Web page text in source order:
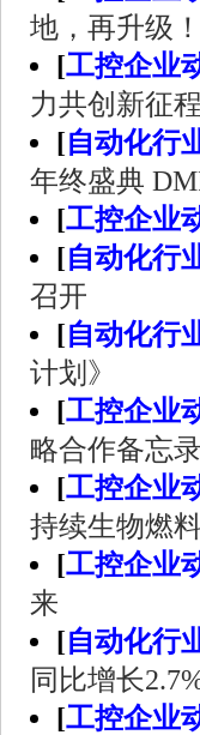
地，再升级！
[工控企业
力共创新征
[自动化行
年终盛典
[工控企业
[自动化行
召开
[自动化行
计划》
[工控企业
略合作备忘录
[工控企业
持续生物燃
[工控企业
来
[自动化行
同比增长
[工控企业